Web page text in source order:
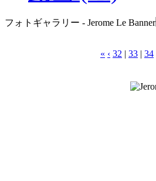
フォトギャラリー - Jerome Le Banner
« ‹ 32 | 33 | 34